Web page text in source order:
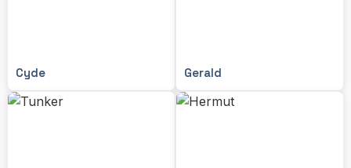
Cyde Gerald